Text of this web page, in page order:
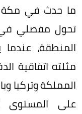
ما حدث في مكة
تحول مفصلي
المنطقة،
مثلته اتفاقية
المملكة وتركيا
على المستوى